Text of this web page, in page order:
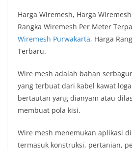
Harga Wiremesh, Harga
Rangka Wiremesh Per Meter
Wiremesh Purwakarta, Harga
Terbaru.
Wire mesh adalah bahan
yang terbuat dari kabel kawat
bertautan yang dianyam atau
membuat pola kisi.
Wire mesh menemukan aplikasi
termasuk konstruksi, pertanian,